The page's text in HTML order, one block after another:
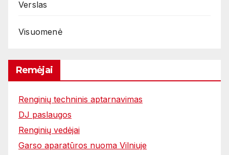
Verslas
Visuomenė
Remėjai
Renginių techninis aptarnavimas
DJ paslaugos
Renginių vedėjai
Garso aparatūros nuoma Vilniuje